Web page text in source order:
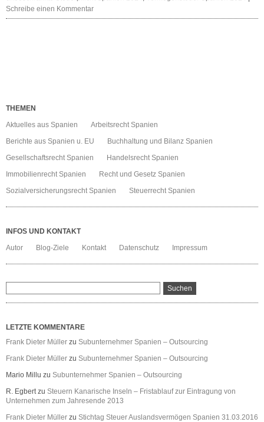
Schreibe einen Kommentar
THEMEN
Aktuelles aus Spanien
Arbeitsrecht Spanien
Berichte aus Spanien u. EU
Buchhaltung und Bilanz Spanien
Gesellschaftsrecht Spanien
Handelsrecht Spanien
Immobilienrecht Spanien
Recht und Gesetz Spanien
Sozialversicherungsrecht Spanien
Steuerrecht Spanien
INFOS UND KONTAKT
Autor
Blog-Ziele Kontakt Datenschutz Impressum
LETZTE KOMMENTARE
Frank Dieter Müller zu Subunternehmer Spanien – Outsourcing
Frank Dieter Müller zu Subunternehmer Spanien – Outsourcing
Mario Millu zu Subunternehmer Spanien – Outsourcing
R. Egbertzu Steuern Kanarische Inseln – Fristablauf zur Eintragung von
Unternehmen zum Jahresende 2013
Frank Dieter Müller zu Stichtag Steuer Auslandsvermögen Spanien 31.03.2016